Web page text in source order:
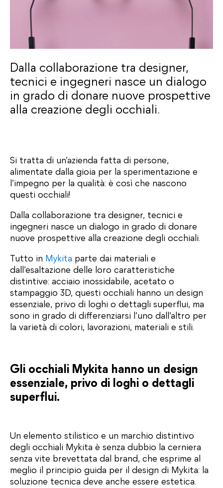
Dalla collaborazione tra designer,
tecnici e ingegneri nasce un dialogo
in grado di donare nuove prospettive
alla creazione degli occhiali.
Si tratta di un’azienda fatta di persone,
alimentate dalla gioia per la sperimentazione e
l’impegno per la qualità: è così che nascono
questi occhiali!
Dalla collaborazione tra designer, tecnici e
ingegneri nasce un dialogo in grado di donare
nuove prospettive alla creazione degli occhiali.
Tutto in Mykita parte dai materiali e
dall’esaltazione delle loro caratteristiche
distintive: acciaio inossidabile, acetato o
stampaggio 3D, questi occhiali hanno un design
essenziale, privo di loghi o dettagli superflui, ma
sono in grado di differenziarsi l’uno dall’altro per
la varietà di colori, lavorazioni, materiali e stili.
Gli occhiali Mykita hanno un design
essenziale, privo di loghi o dettagli
superflui.
Un elemento stilistico e un marchio distintivo
degli occhiali Mykita è senza dubbio la cerniera
senza vite brevettata dal brand, che esprime al
meglio il principio guida per il design di Mykita: la
soluzione tecnica deve anche essere estetica.